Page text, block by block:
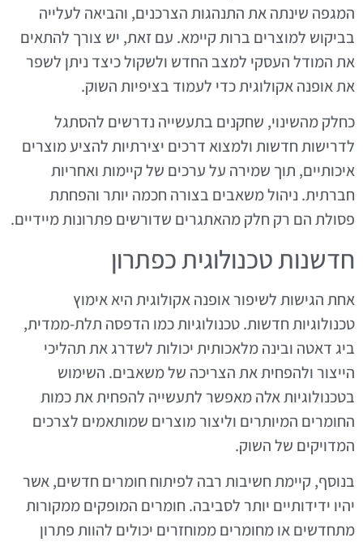
המגפה שינתה את התנהגות הצרכנים, והביאה לעלייה
בביקוש למוצרים ברות קיימא. עם זאת, יש צורך להתאים
את המודל העסקי למצב החדש ולשקול כיצד ניתן לשפר
את אופנה אקולוגית כדי לעמוד בציפיות השוק.
כחלק מהשינוי, שחקנים בתעשייה נדרשים להסתגל
לדרישות חדשות ולמצוא דרכים יצירתיות להציע מוצרים
איכותיים, תוך שמירה על ערכים של קיימות ואחריות
חברתית. ניהול משאבים בצורה חכמה יותר והפחתת
פסולת הם רק חלק מהאתגרים שדורשים פתרונות מיידיים.
חדשנות טכנולוגית כפתרון
אחת הגישות לשיפור אופנה אקולוגית היא אימוץ
טכנולוגיות חדשות. טכנולוגיות כמו הדפסה תלת-ממדית,
ביג דאטה ובינה מלאכותית יכולות לשדרג את תהליכי
הייצור ולהפחית את הצריכה של משאבים. השימוש
בטכנולוגיות אלה מאפשר לתעשייה להפחית את כמות
החומרים המיותרים וליצור מוצרים שמותאמים לצרכים
המדויקים של השוק.
בנוסף, קיימת חשיבות רבה לפיתוח חומרים חדשים, אשר
יהיו ידידותיים יותר לסביבה. חומרים המופקים ממקורות
מתחדשים או מחומרים ממוחזרים יכולים להוות פתרון